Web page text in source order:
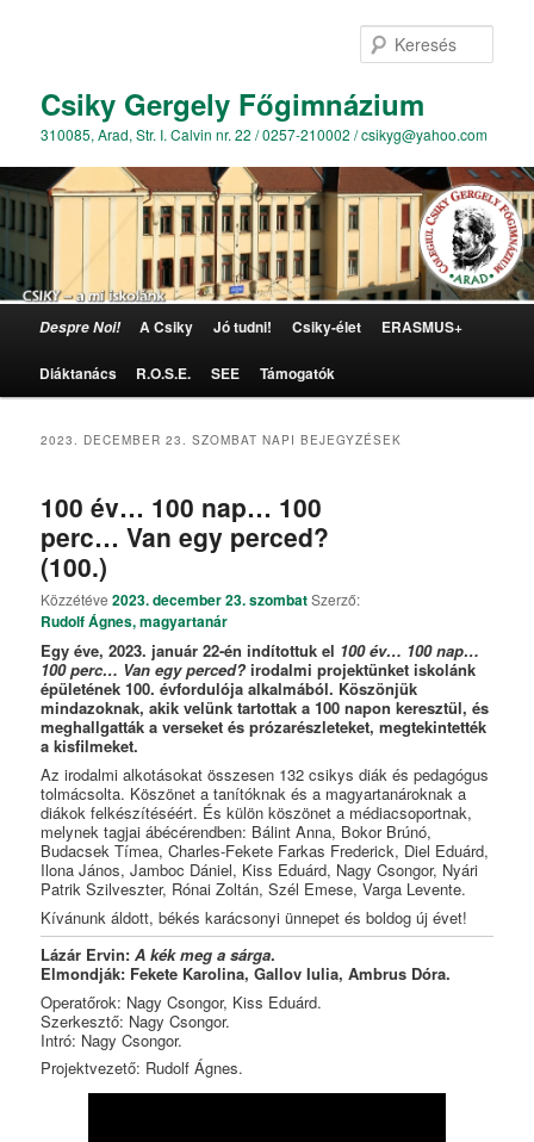
Csiky Gergely Főgimnázium
310085, Arad, Str. I. Calvin nr. 22 / 0257-210002 / csikyg@yahoo.com
Tovább az elsődleges tartalomra
Tovább a másodlagos tartalomra
Despre Noi! A Csiky Jó tudni! Csiky-élet ERASMUS+
Diáktanács R.O.S.E. SEE Támogatók
2023. DECEMBER 23. SZOMBAT NAPI BEJEGYZÉSEK
100 év… 100 nap… 100
perc… Van egy perced?
(100.)
Közzétéve2023. december 23. szombatSzerző:
Rudolf Ágnes, magyartanár
Egy éve, 2023. január 22-én indítottuk el 100 év… 100 nap…
100 perc… Van egy perced? irodalmi projektünket iskolánk
épületének 100. évfordulója alkalmából. Köszönjük
mindazoknak, akik velünk tartottak a 100 napon keresztül, és
meghallgatták a verseket és prózarészleteket, megtekintették
a kisfilmeket.
Az irodalmi alkotásokat összesen 132 csikys diák és pedagógus
tolmácsolta. Köszönet a tanítóknak és a magyartanároknak a
diákok felkészítéséért. És külön köszönet a médiacsoportnak,
melynek tagjai ábécérendben: Bálint Anna, Bokor Brúnó,
Budacsek Tímea, Charles-Fekete Farkas Frederick, Diel Eduárd,
Ilona János, Jamboc Dániel, Kiss Eduárd, Nagy Csongor, Nyári
Patrik Szilveszter, Rónai Zoltán, Szél Emese, Varga Levente.
Kívánunk áldott, békés karácsonyi ünnepet és boldog új évet!
Lázár Ervin:A kék meg a sárga.
Elmondják: Fekete Karolina, Gallov Iulia, Ambrus Dóra.
Operatőrok: Nagy Csongor, Kiss Eduárd.
Szerkesztő: Nagy Csongor.
Intró: Nagy Csongor.
Projektvezető: Rudolf Ágnes.